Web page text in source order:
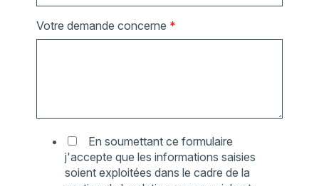
Votre demande concerne *
En soumettant ce formulaire
j'accepte que les informations saisies
soient exploitées dans le cadre de la